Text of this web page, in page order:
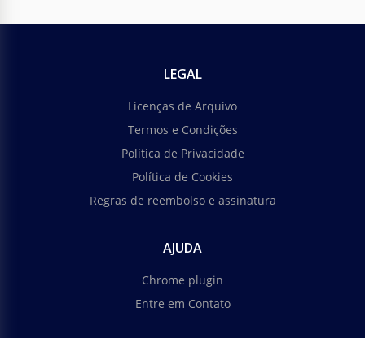
LEGAL
Licenças de Arquivo
Termos e Condições
Política de Privacidade
Política de Cookies
Regras de reembolso e assinatura
AJUDA
Chrome plugin
Entre em Contato